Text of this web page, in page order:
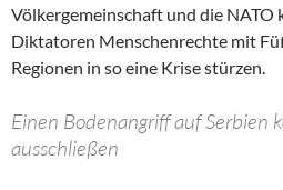
Völkergemeinschaft und die NATO
Diktatoren Menschenrechte mit
Regionen in so eine Krise stürzen.
Einen Bodenangriff auf Serbien
ausschließen